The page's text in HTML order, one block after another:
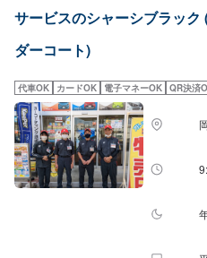
サービスのシャーシブラック
ダーコート)
代車OK カードOK 電子マネーOK QR決済